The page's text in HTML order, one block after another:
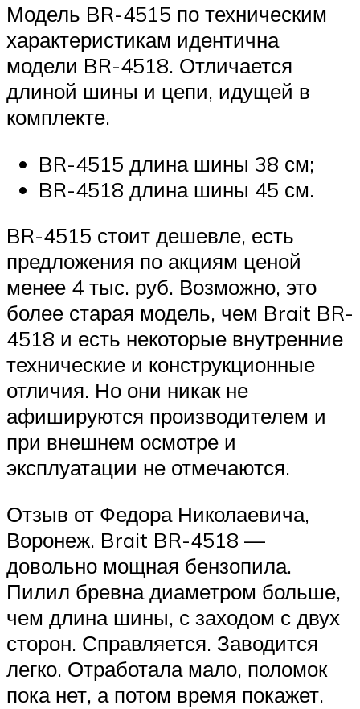
Модель BR-4515 по техническим
характеристикам идентична
модели BR-4518. Отличается
длиной шины и цепи, идущей в
комплекте.
BR-4515 длина шины 38 см;
BR-4518 длина шины 45 см.
BR-4515 стоит дешевле, есть
предложения по акциям ценой
менее 4 тыс. руб. Возможно, это
более старая модель, чем Brait BR-
4518 и есть некоторые внутренние
технические и конструкционные
отличия. Но они никак не
афишируются производителем и
при внешнем осмотре и
эксплуатации не отмечаются.
Отзыв от Федора Николаевича,
Воронеж. Brait BR-4518 —
довольно мощная бензопила.
Пилил бревна диаметром больше,
чем длина шины, с заходом с двух
сторон. Справляется. Заводится
легко. Отработала мало, поломок
пока нет, а потом время покажет.